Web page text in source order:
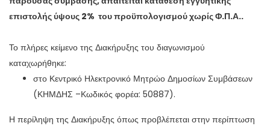
επιστολής ύψους 2% του προϋπολογισμού χωρίς Φ.Π.Α..
Το πλήρες κείμενο της Διακήρυξης του διαγωνισμού
καταχωρήθηκε:
στο Κεντρικό Ηλεκτρονικό Μητρώο Δημοσίων Συμβάσεων
(ΚΗΜΔΗΣ –Κωδικός φορέα: 50887).
Η περίληψη της Διακήρυξης όπως προβλέπεται στην περίπτωση